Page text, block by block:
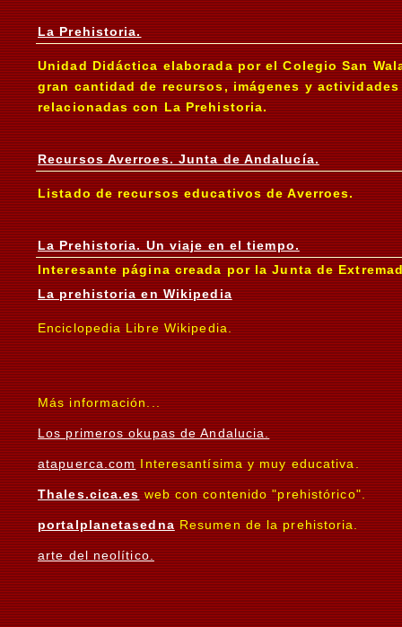
La Prehistoria.
Unidad Didáctica elaborada por el Colegio San
gran cantidad de recursos, imágenes y actividades
relacionadas con La Prehistoria.
Recursos Averroes. Junta de Andalucía.
Listado de recursos educativos de Averroes.
La Prehistoria. Un viaje en el tiempo.
Interesante página creada por la Junta de
La prehistoria en Wikipedia
Enciclopedia Libre Wikipedia.
Más información...
Los primeros okupas de Andalucia.
atapuerca.comInteresantísima y muy educativa.
Thales.cica.esweb con contenido "prehistórico".
portalplanetasednaResumen de la prehistoria.
arte del neolítico.